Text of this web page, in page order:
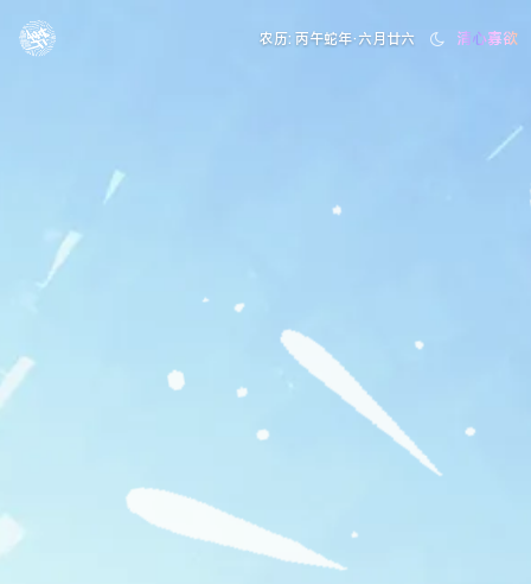
农历: 丙午蛇年·六月廿六 清心寡欲